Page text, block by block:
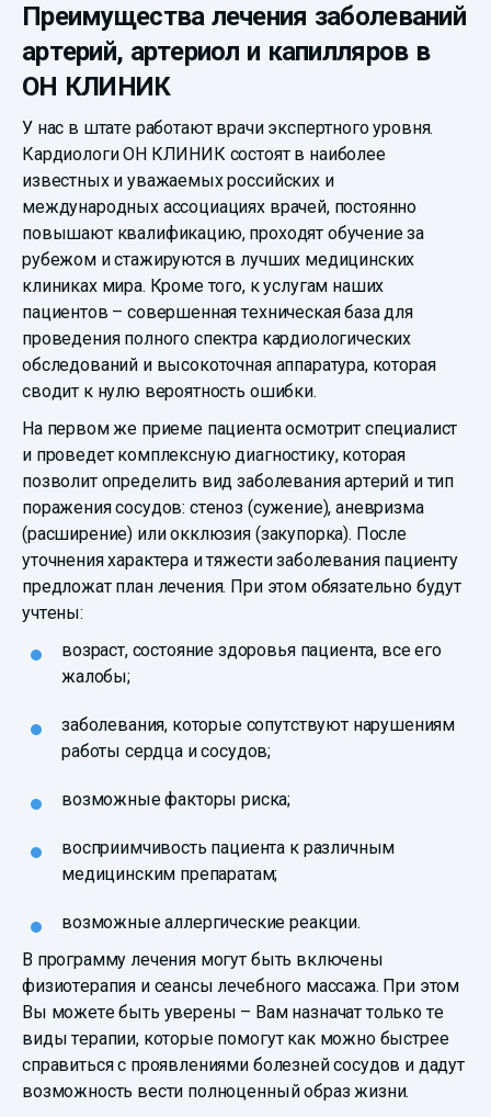
Преимущества лечения заболеваний
артерий, артериол и капилляров в
ОН КЛИНИК
У нас в штате работают врачи экспертного уровня.
Кардиологи ОН КЛИНИК состоят в наиболее
известных и уважаемых российских и
международных ассоциациях врачей, постоянно
повышают квалификацию, проходят обучение за
рубежом и стажируются в лучших медицинских
клиниках мира. Кроме того, к услугам наших
пациентов – совершенная техническая база для
проведения полного спектра кардиологических
обследований и высокоточная аппаратура, которая
сводит к нулю вероятность ошибки.
На первом же приеме пациента осмотрит специалист
и проведет комплексную диагностику, которая
позволит определить вид заболевания артерий и тип
поражения сосудов: стеноз (сужение), аневризма
(расширение) или окклюзия (закупорка). После
уточнения характера и тяжести заболевания пациенту
предложат план лечения. При этом обязательно будут
учтены:
возраст, состояние здоровья пациента, все его
жалобы;
заболевания, которые сопутствуют нарушениям
работы сердца и сосудов;
возможные факторы риска;
восприимчивость пациента к различным
медицинским препаратам;
возможные аллергические реакции.
В программу лечения могут быть включены
физиотерапия и сеансы лечебного массажа. При этом
Вы можете быть уверены – Вам назначат только те
виды терапии, которые помогут как можно быстрее
справиться с проявлениями болезней сосудов и дадут
возможность вести полноценный образ жизни.